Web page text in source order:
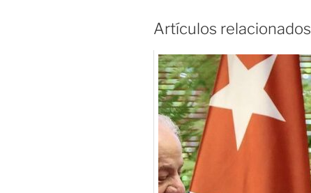
Artículos relacionados